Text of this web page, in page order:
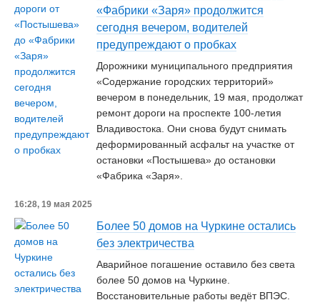
«Фабрики «Заря» продолжится
сегодня вечером, водителей
предупреждают о пробках
Дорожники муниципального предприятия
«Содержание городских территорий»
вечером в понедельник, 19 мая, продолжат
ремонт дороги на проспекте 100-летия
Владивостока. Они снова будут снимать
деформированный асфальт на участке от
остановки «Постышева» до остановки
«Фабрика «Заря».
16:28, 19 мая 2025
Более 50 домов на Чуркине остались
без электричества
Аварийное погашение оставило без света
более 50 домов на Чуркине.
Восстановительные работы ведёт ВПЭС.